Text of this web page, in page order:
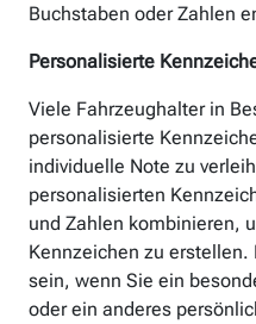
Buchstaben oder Zahlen
Personalisierte
Viele Fahrzeughalter in
personalisierte
individuelle Note zu
personalisierten
und Zahlen kombinieren,
Kennzeichen zu
sein, wenn Sie ein
oder ein anderes